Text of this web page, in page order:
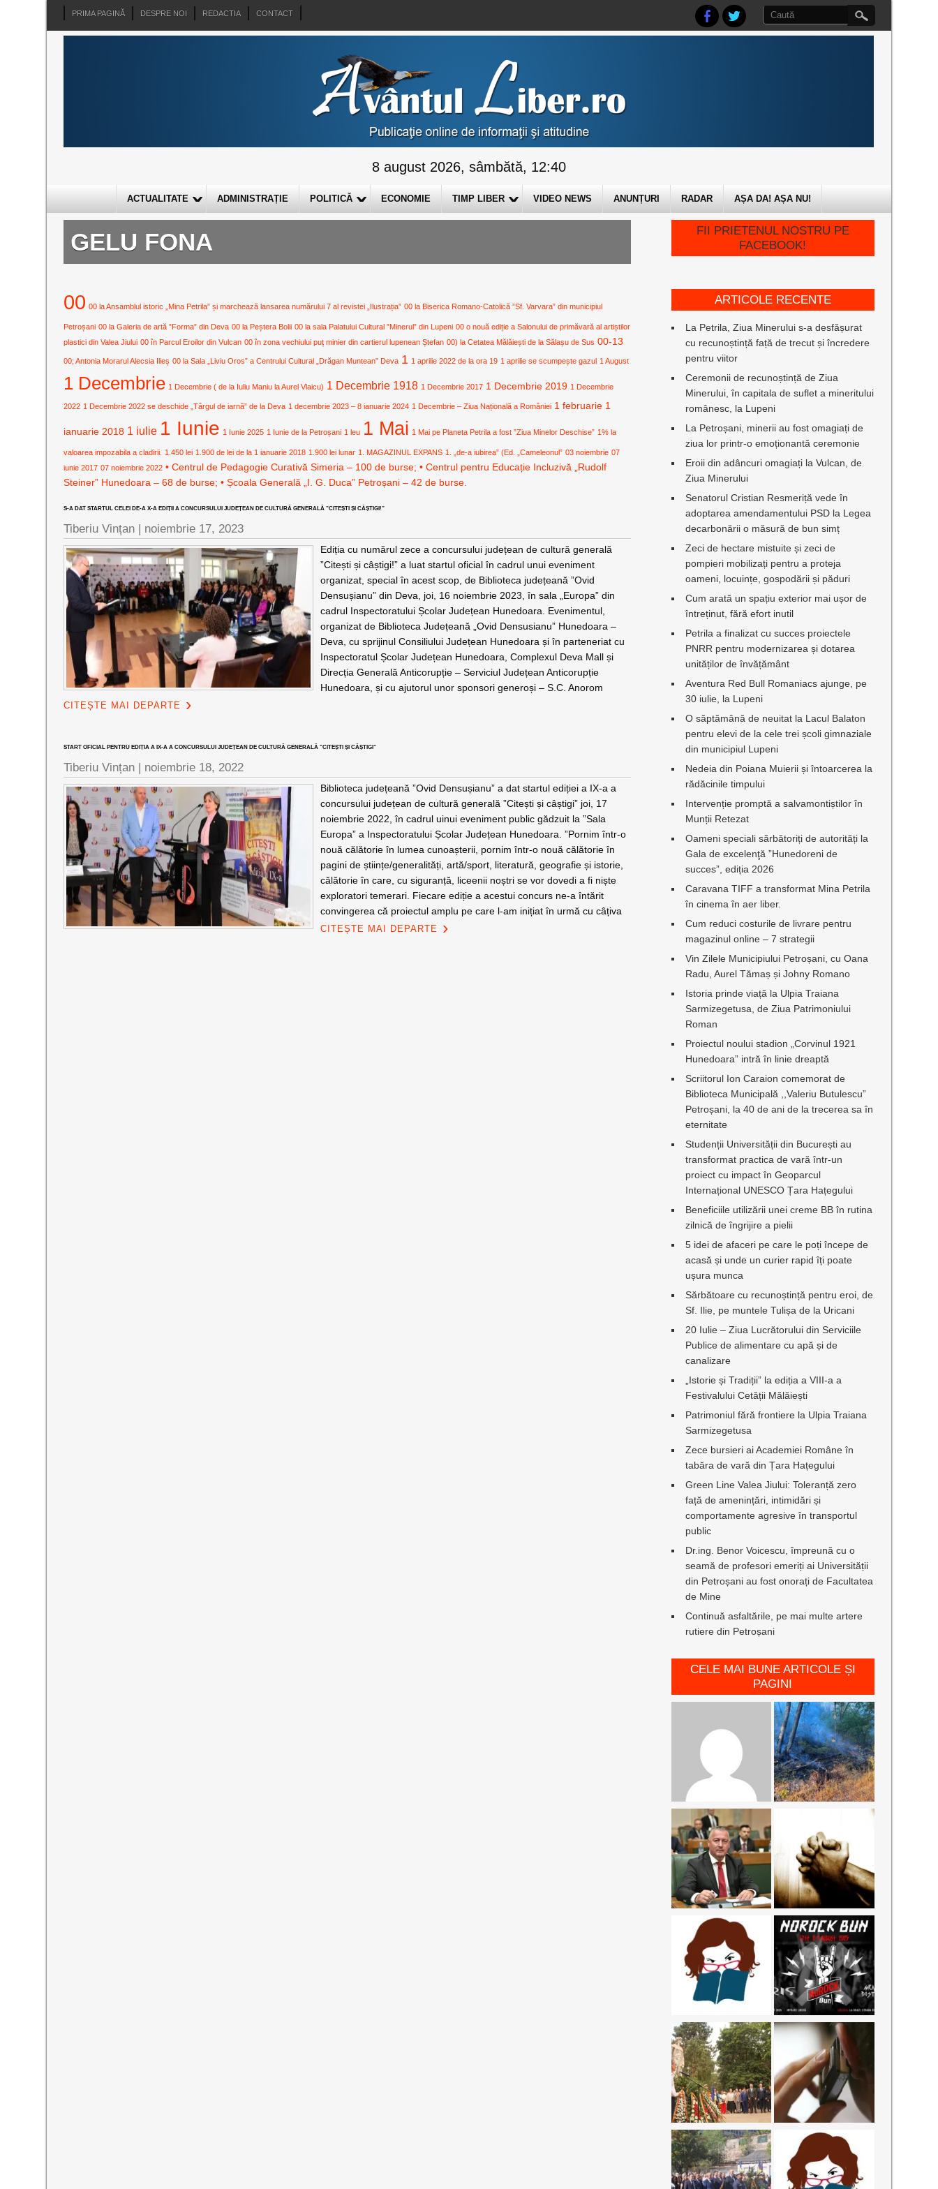
PRIMA PAGINĂ DESPRE NOI REDACTIA CONTACT
8 august 2026, sâmbătă, 12:40
ACTUALITATE ADMINISTRAȚIE POLITICĂ ECONOMIE TIMP LIBER VIDEO NEWS ANUNȚURI RADAR AȘA DA! AȘA NU!
GELU FONA
00 00 la Ansamblul istoric „Mina Petrila” și marchează lansarea numărului 7 al revistei „Ilustrația” 00 la Biserica Romano-Catolică ”Sf. Varvara” din municipiul
Petroșani 00 la Galeria de artă ”Forma” din Deva 00 la Peștera Bolii 00 la sala Palatului Cultural ”Minerul” din Lupeni 00 o nouă ediție a Salonului de primăvară al artiștilor
plastici din Valea Jiului 00 în Parcul Eroilor din Vulcan 00 în zona vechiului puț minier din cartierul lupenean Ștefan 00) la Cetatea Mălăiești de la Sălașu de Sus 00-13
00; Antonia Morarul Alecsia Ilieș 00 la Sala „Liviu Oros” a Centrului Cultural „Drăgan Muntean” Deva 1 1 aprilie 2022 de la ora 19 1 aprilie se scumpește gazul 1 August
1 Decembrie 1 Decembrie ( de la Iuliu Maniu la Aurel Vlaicu) 1 Decembrie 1918 1 Decembrie 2017 1 Decembrie 2019 1 Decembrie
2022 1 Decembrie 2022 se deschide „Târgul de iarnă” de la Deva 1 decembrie 2023 – 8 ianuarie 2024 1 Decembrie – Ziua Națională a României 1 februarie 1
ianuarie 2018 1 iulie 1 Iunie 1 Iunie 2025 1 Iunie de la Petroșani 1 leu 1 Mai 1 Mai pe Planeta Petrila a fost ”Ziua Minelor Deschise” 1% la
valoarea impozabila a cladirii. 1.450 lei 1.900 de lei de la 1 ianuarie 2018 1.900 lei lunar 1. MAGAZINUL EXPANS 1. „de-a iubirea” (Ed. „Cameleonul” 03 noiembrie 07
iunie 2017 07 noiembrie 2022 • Centrul de Pedagogie Curativă Simeria – 100 de burse; • Centrul pentru Educație Incluzivă „Rudolf
Steiner” Hunedoara – 68 de burse; • Școala Generală „I. G. Duca” Petroșani – 42 de burse.
S-A DAT STARTUL CELEI DE-A X-A EDIȚII A CONCURSULUI JUDEȚEAN DE CULTURĂ GENERALĂ ”CITEȘTI ȘI CÂȘTIGI!”
Tiberiu Vințan | noiembrie 17, 2023
Ediția cu numărul zece a concursului județean de cultură generală
”Citești și câștigi!” a luat startul oficial în cadrul unui eveniment
organizat, special în acest scop, de Biblioteca județeană ”Ovid
Densușianu” din Deva, joi, 16 noiembrie 2023, în sala „Europa” din
cadrul Inspectoratului Școlar Județean Hunedoara. Evenimentul,
organizat de Biblioteca Județeană „Ovid Densusianu” Hunedoara –
Deva, cu sprijinul Consiliului Județean Hunedoara și în parteneriat cu
Inspectoratul Școlar Județean Hunedoara, Complexul Deva Mall și
Direcția Generală Anticorupție – Serviciul Județean Anticorupție
Hunedoara, și cu ajutorul unor sponsori generoși – S.C. Anorom
CITEȘTE MAI DEPARTE
START OFICIAL PENTRU EDIȚIA A IX-A A CONCURSULUI JUDEȚEAN DE CULTURĂ GENERALĂ ”CITEȘTI ȘI CÂȘTIGI”
Tiberiu Vințan | noiembrie 18, 2022
Biblioteca județeană ”Ovid Densușianu” a dat startul ediției a IX-a a
concursului județean de cultură generală ”Citești și câștigi” joi, 17
noiembrie 2022, în cadrul uinui eveniment public gădzuit la ”Sala
Europa” a Inspectoratului Școlar Județean Hunedoara. ”Pornim într-o
nouă călătorie în lumea cunoașterii, pornim într-o nouă călătorie în
pagini de științe/generalități, artă/sport, literatură, geografie și istorie,
călătorie în care, cu siguranță, liceenii noștri se vor dovedi a fi niște
exploratori temerari. Fiecare ediție a acestui concurs ne-a întărit
convingerea că proiectul amplu pe care l-am inițiat în urmă cu câțiva
CITEȘTE MAI DEPARTE
FII PRIETENUL NOSTRU PE
FACEBOOK!
ARTICOLE RECENTE
La Petrila, Ziua Minerului s-a desfășurat
cu recunoștință față de trecut și încredere
pentru viitor
Ceremonii de recunoștință de Ziua
Minerului, în capitala de suflet a mineritului
românesc, la Lupeni
La Petroșani, minerii au fost omagiați de
ziua lor printr-o emoționantă ceremonie
Eroii din adâncuri omagiați la Vulcan, de
Ziua Minerului
Senatorul Cristian Resmeriță vede în
adoptarea amendamentului PSD la Legea
decarbonării o măsură de bun simț
Zeci de hectare mistuite și zeci de
pompieri mobilizați pentru a proteja
oameni, locuințe, gospodării și păduri
Cum arată un spațiu exterior mai ușor de
întreținut, fără efort inutil
Petrila a finalizat cu succes proiectele
PNRR pentru modernizarea și dotarea
unităților de învățământ
Aventura Red Bull Romaniacs ajunge, pe
30 iulie, la Lupeni
O săptămână de neuitat la Lacul Balaton
pentru elevi de la cele trei școli gimnaziale
din municipiul Lupeni
Nedeia din Poiana Muierii și întoarcerea la
rădăcinile timpului
Intervenție promptă a salvamontiștilor în
Munții Retezat
Oameni speciali sărbătoriți de autorități la
Gala de excelenţă ”Hunedoreni de
succes”, ediția 2026
Caravana TIFF a transformat Mina Petrila
în cinema în aer liber.
Cum reduci costurile de livrare pentru
magazinul online – 7 strategii
Vin Zilele Municipiului Petroșani, cu Oana
Radu, Aurel Tămaș și Johny Romano
Istoria prinde viață la Ulpia Traiana
Sarmizegetusa, de Ziua Patrimoniului
Roman
Proiectul noului stadion „Corvinul 1921
Hunedoara” intră în linie dreaptă
Scriitorul Ion Caraion comemorat de
Biblioteca Municipală ,,Valeriu Butulescu”
Petroșani, la 40 de ani de la trecerea sa în
eternitate
Studenții Universității din București au
transformat practica de vară într-un
proiect cu impact în Geoparcul
Internațional UNESCO Țara Hațegului
Beneficiile utilizării unei creme BB în rutina
zilnică de îngrijire a pielii
5 idei de afaceri pe care le poți începe de
acasă și unde un curier rapid îți poate
ușura munca
Sărbătoare cu recunoștință pentru eroi, de
Sf. Ilie, pe muntele Tulișa de la Uricani
20 Iulie – Ziua Lucrătorului din Serviciile
Publice de alimentare cu apă și de
canalizare
„Istorie și Tradiții” la ediția a VIII-a a
Festivalului Cetății Mălăiești
Patrimoniul fără frontiere la Ulpia Traiana
Sarmizegetusa
Zece bursieri ai Academiei Române în
tabăra de vară din Țara Hațegului
Green Line Valea Jiului: Toleranță zero
față de amenințări, intimidări și
comportamente agresive în transportul
public
Dr.ing. Benor Voicescu, împreună cu o
seamă de profesori emeriți ai Universității
din Petroșani au fost onorați de Facultatea
de Mine
Continuă asfaltările, pe mai multe artere
rutiere din Petroșani
CELE MAI BUNE ARTICOLE ȘI
PAGINI